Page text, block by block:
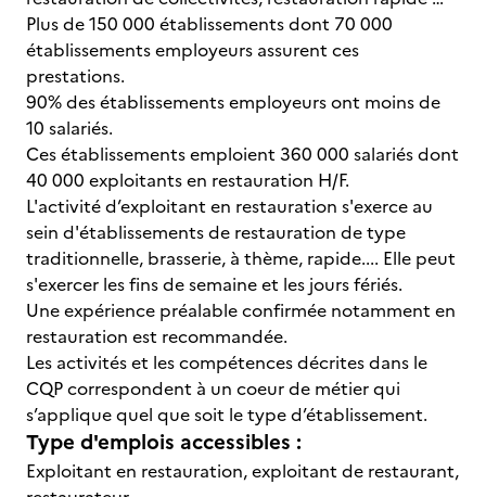
Plus de 150 000 établissements dont 70 000
établissements employeurs assurent ces
prestations.
90% des établissements employeurs ont moins de
10 salariés.
Ces établissements emploient 360 000 salariés dont
40 000 exploitants en restauration H/F.
L'activité d’exploitant en restauration s'exerce au
sein d'établissements de restauration de type
traditionnelle, brasserie, à thème, rapide.... Elle peut
s'exercer les fins de semaine et les jours fériés.
Une expérience préalable confirmée notamment en
restauration est recommandée.
Les activités et les compétences décrites dans le
CQP correspondent à un coeur de métier qui
s’applique quel que soit le type d’établissement.
Type d'emplois accessibles :
Exploitant en restauration, exploitant de restaurant,